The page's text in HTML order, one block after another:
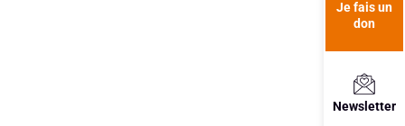
Je fais un
don
Newsletter